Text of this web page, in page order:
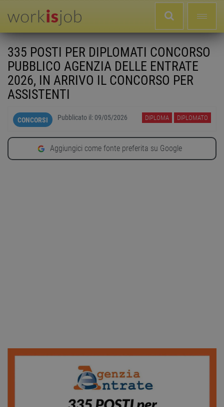
335 POSTI PER DIPLOMATI CONCORSO
PUBBLICO AGENZIA DELLE ENTRATE
2026, IN ARRIVO IL CONCORSO PER
ASSISTENTI
CONCORSI Pubblicato il: 09/05/2026 DIPLOMA DIPLOMATO
Aggiungici come fonte preferita su Google